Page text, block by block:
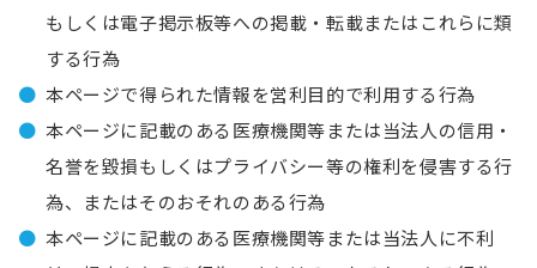
もしくは電子掲示板等への掲載・転載またはこれらに類
する行為
本ページで得られた情報を営利目的で利用する行為
本ページに記載のある医療機関等または当法人の信用・
名誉を毀損もしくはプライバシー等の権利を侵害する行
為、またはそのおそれのある行為
本ページに記載のある医療機関等または当法人に不利